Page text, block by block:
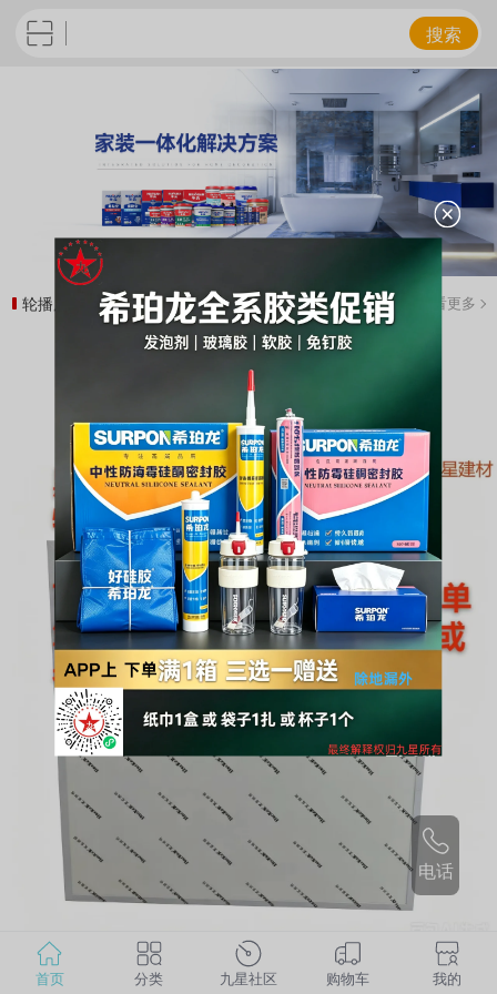
电话
搜索
轮播广告 查看更多
首页 分类 九星社区 购物车 我的